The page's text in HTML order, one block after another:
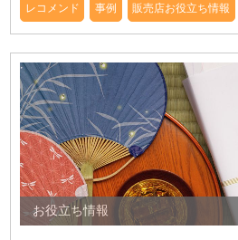
レコメンド 事例 販売店お役立ち情報
お役立ち情報